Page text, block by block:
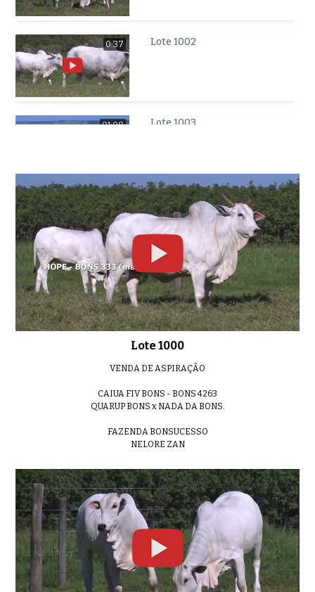
0:37 Lote 1002
01:08 Lote 1003
0:50 Lote 01
0:44 Lote 02
01:15 Lote 03
Lote 04
0:50 Lote 05
Lote 1000
VENDA DE ASPIRAÇÃO
CAIUA FIV BONS - BONS 4263
QUARUP BONS x NADA DA BONS.
FAZENDA BONSUCESSO
NELORE ZAN